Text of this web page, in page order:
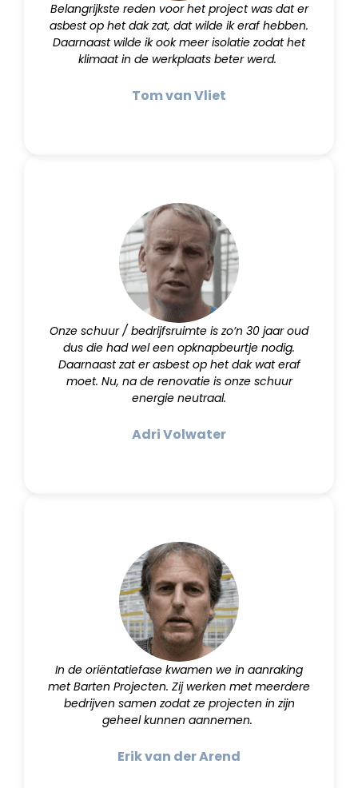
Belangrijkste reden voor het project was dat er
asbest op het dak zat, dat wilde ik eraf hebben.
Daarnaast wilde ik ook meer isolatie zodat het
klimaat in de werkplaats beter werd.
Tom van Vliet
Onze schuur / bedrijfsruimte is zo’n 30 jaar oud
dus die had wel een opknapbeurtje nodig.
Daarnaast zat er asbest op het dak wat eraf
moet. Nu, na de renovatie is onze schuur
energie neutraal.
Adri Volwater
In de oriëntatiefase kwamen we in aanraking
met Barten Projecten. Zij werken met meerdere
bedrijven samen zodat ze projecten in zijn
geheel kunnen aannemen.
Erik van der Arend